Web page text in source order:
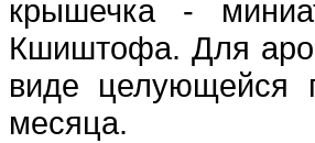
крышечка -
Кшиштофа. Для
виде целующейся
месяца.